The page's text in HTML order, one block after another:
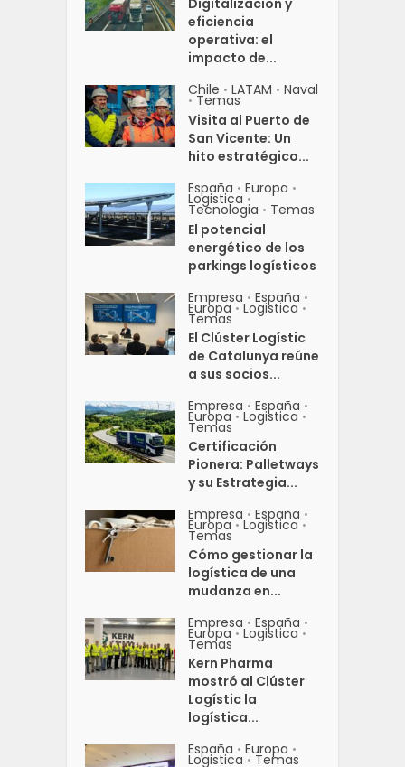
Digitalización y
eficiencia
operativa: el
impacto de...
Chile • LATAM • Naval
• Temas
Visita al Puerto de
San Vicente: Un
hito estratégico...
España • Europa •
Logistica •
Tecnologia • Temas
El potencial
energético de los
parkings logísticos
Empresa • España •
Europa • Logistica •
Temas
El Clúster Logístic
de Catalunya reúne
a sus socios...
Empresa • España •
Europa • Logistica •
Temas
Certificación
Pionera: Palletways
y su Estrategia...
Empresa • España •
Europa • Logistica •
Temas
Cómo gestionar la
logística de una
mudanza en...
Empresa • España •
Europa • Logistica •
Temas
Kern Pharma
mostró al Clúster
Logístic la
logística...
España • Europa •
Logistica • Temas